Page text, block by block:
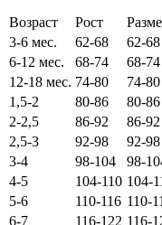
Возраст Рост
3-6 мес.
62-68
62-68
6-12 мес.
68-74
68-74
12-18 мес. 74-80
74-80
1,5-2
80-86
80-86
2-2,5
86-92
86-92
2,5-3
92-98
92-98
3-4
98-104
98-
4-5
104-110 104-
5-6
110-116 110-
6-7
116-122 116-